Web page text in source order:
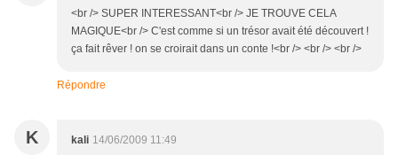
<br /> SUPER INTERESSANT<br /> JE TROUVE CELA
MAGIQUE<br /> C'est comme si un trésor avait été découvert !
ça fait rêver ! on se croirait dans un conte !<br /> <br /> <br />
Répondre
K kali 14/06/2009 11:49